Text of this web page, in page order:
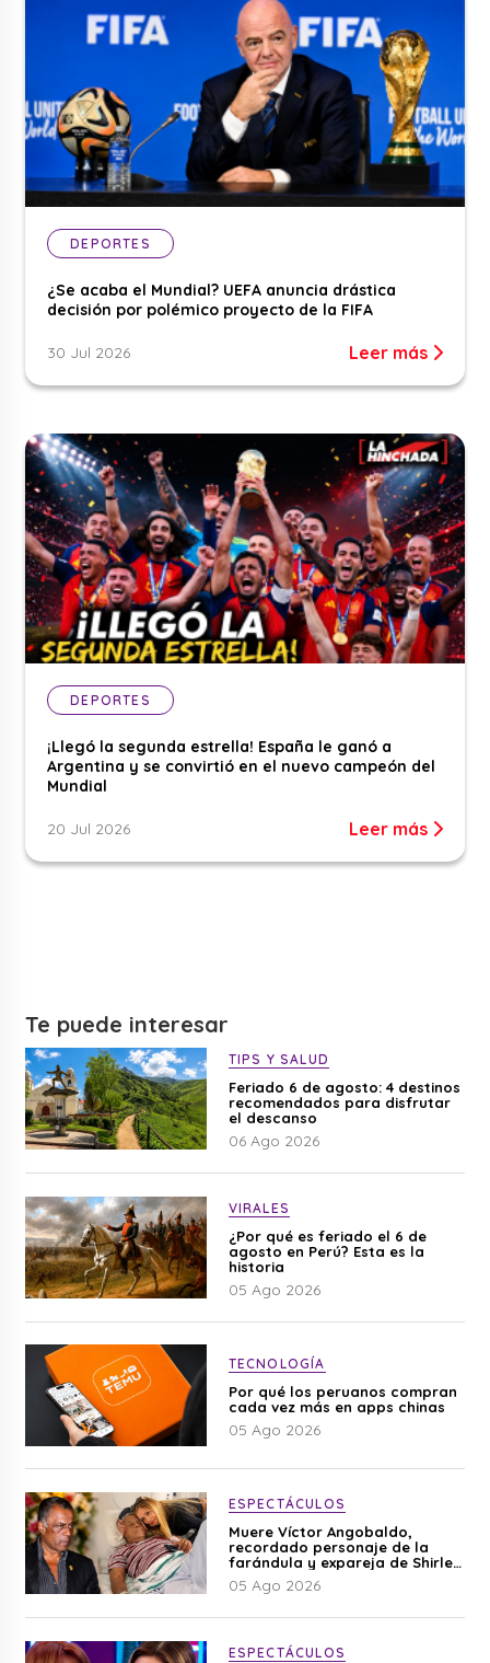
DEPORTES
¿Se acaba el Mundial? UEFA anuncia drástica
decisión por polémico proyecto de la FIFA
30 Jul 2026 Leer más
DEPORTES
¡Llegó la segunda estrella! España le ganó a
Argentina y se convirtió en el nuevo campeón del
Mundial
20 Jul 2026 Leer más
Te puede interesar
TIPS Y SALUD
Feriado 6 de agosto: 4 destinos
recomendados para disfrutar
el descanso
06 Ago 2026
VIRALES
¿Por qué es feriado el 6 de
agosto en Perú? Esta es la
historia
05 Ago 2026
TECNOLOGÍA
Por qué los peruanos compran
cada vez más en apps chinas
05 Ago 2026
ESPECTÁCULOS
Muere Víctor Angobaldo,
recordado personaje de la
farándula y expareja de Shirley
Cherres
05 Ago 2026
ESPECTÁCULOS